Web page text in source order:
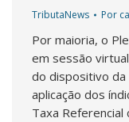
TributaNews Por
Por maioria, o
em sessão
do dispositivo
aplicação dos
Taxa